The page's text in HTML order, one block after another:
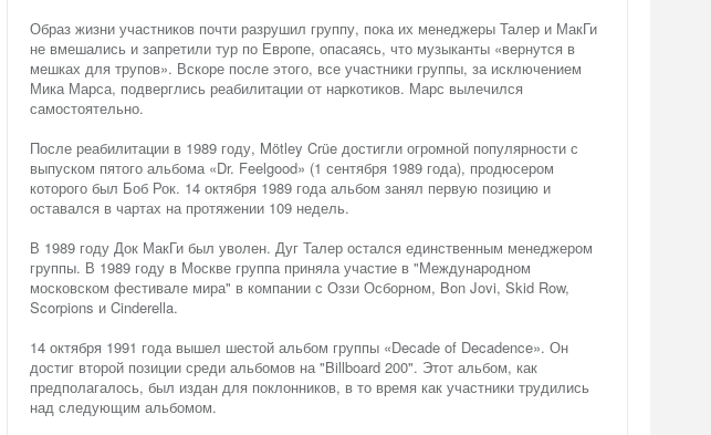
Образ жизни участников почти разрушил группу, пока их менеджеры Талер и МакГи
не вмешались и запретили тур по Европе, опасаясь, что музыканты «вернутся в
мешках для трупов». Вскоре после этого, все участники группы, за исключением
Мика Марса, подверглись реабилитации от наркотиков. Марс вылечился
самостоятельно.
После реабилитации в 1989 году, Mötley Crüe достигли огромной популярности с
выпуском пятого альбома «Dr. Feelgood» (1 сентября 1989 года), продюсером
которого был Боб Рок. 14 октября 1989 года альбом занял первую позицию и
оставался в чартах на протяжении 109 недель.
В 1989 году Док МакГи был уволен. Дуг Талер остался единственным менеджером
группы. В 1989 году в Москве группа приняла участие в "Международном
московском фестивале мира" в компании с Оззи Осборном, Bon Jovi, Skid Row,
Scorpions и Cinderella.
14 октября 1991 года вышел шестой альбом группы «Decade of Decadence». Он
достиг второй позиции среди альбомов на "Billboard 200". Этот альбом, как
предполагалось, был издан для поклонников, в то время как участники трудились
над следующим альбомом.